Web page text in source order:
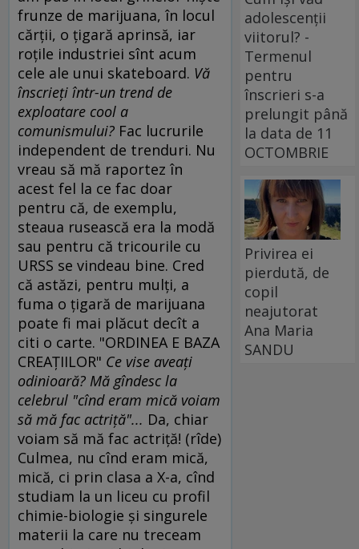
frunze de marijuana, în locul
cărţii, o ţigară aprinsă, iar
roţile industriei sînt acum
cele ale unui skateboard. Vă
înscrieţi într-un trend de
exploatare cool a
comunismului? Fac lucrurile
independent de trenduri. Nu
vreau să mă raportez în
acest fel la ce fac doar
pentru că, de exemplu,
steaua rusească era la modă
sau pentru că tricourile cu
URSS se vindeau bine. Cred
că astăzi, pentru mulţi, a
fuma o ţigară de marijuana
poate fi mai plăcut decît a
citi o carte. "ORDINEA E BAZA
CREAŢIILOR" Ce vise aveaţi
odinioară? Mă gîndesc la
celebrul "cînd eram mică voiam
să mă fac actriţă"... Da, chiar
voiam să mă fac actriţă! (rîde)
Culmea, nu cînd eram mică,
mică, ci prin clasa a X-a, cînd
studiam la un liceu cu profil
chimie-biologie şi singurele
materii la care nu treceam
adolescenții
viitorul? -
Termenul
pentru
înscrieri s-a
prelungit până
la data de 11
OCTOMBRIE
Privirea ei
pierdută, de
copil
neajutorat
Ana Maria
SANDU